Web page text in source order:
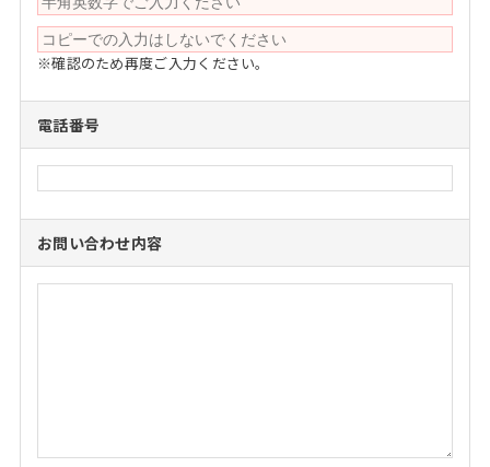
※確認のため再度ご入力ください。
電話番号
お問い合わせ内容